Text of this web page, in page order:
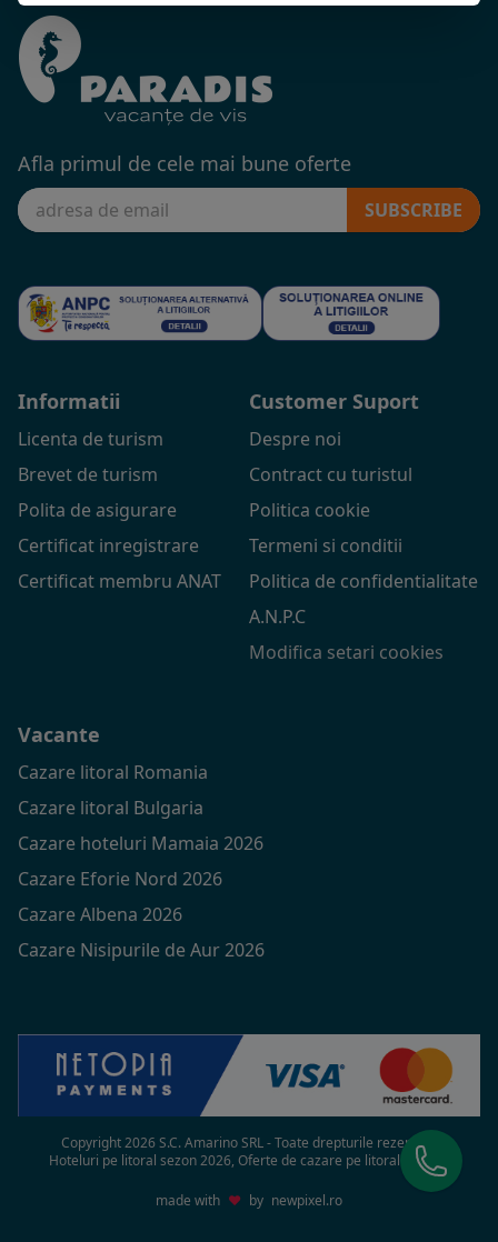
Afla primul de cele mai bune oferte
SUBSCRIBE
Informatii
Licenta de turism
Brevet de turism
Polita de asigurare
Certificat inregistrare
Certificat membru ANAT
Customer Suport
Despre noi
Contract cu turistul
Politica cookie
Termeni si conditii
Politica de confidentialitate
A.N.P.C
Modifica setari cookies
Vacante
Cazare litoral Romania
Cazare litoral Bulgaria
Cazare hoteluri Mamaia 2026
Cazare Eforie Nord 2026
Cazare Albena 2026
Cazare Nisipurile de Aur 2026
Copyright 2026 S.C. Amarino SRL - Toate drepturile rezervate
Hoteluri pe litoral sezon 2026, Oferte de cazare pe litoral in 2026
made with ♥ by newpixel.ro